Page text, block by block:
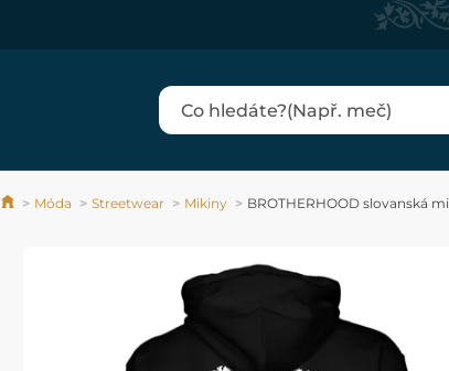
Móda Streetwear Mikiny BROTHERHOOD slovanská